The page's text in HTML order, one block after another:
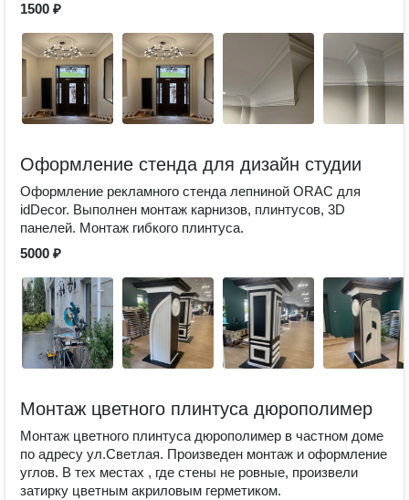
1500 ₽
Оформление стенда для дизайн студии
Оформление рекламного стенда лепниной ORAC для
idDecor. Выполнен монтаж карнизов, плинтусов, 3D
панелей. Монтаж гибкого плинтуса.
5000 ₽
Монтаж цветного плинтуса дюрополимер
Монтаж цветного плинтуса дюрополимер в частном доме
по адресу ул.Светлая. Произведен монтаж и оформление
углов. В тех местах , где стены не ровные, произвели
затирку цветным акриловым герметиком.